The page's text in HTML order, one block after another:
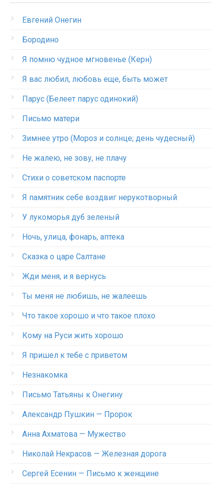
Евгений Онегин
Бородино
Я помню чудное мгновенье (Керн)
Я вас любил, любовь еще, быть может
Парус (Белеет парус одинокий)
Письмо матери
Зимнее утро (Мороз и солнце; день чудесный)
Не жалею, не зову, не плачу
Стихи о советском паспорте
Я памятник себе воздвиг нерукотворный
У лукоморья дуб зеленый
Ночь, улица, фонарь, аптека
Сказка о царе Салтане
Жди меня, и я вернусь
Ты меня не любишь, не жалеешь
Что такое хорошо и что такое плохо
Кому на Руси жить хорошо
Я пришел к тебе с приветом
Незнакомка
Письмо Татьяны к Онегину
Александр Пушкин — Пророк
Анна Ахматова — Мужество
Николай Некрасов — Железная дорога
Сергей Есенин — Письмо к женщине